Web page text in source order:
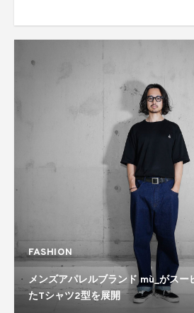
FASHION
メンズアパレルブランド mù_がスー
たTシャツ2型を展開